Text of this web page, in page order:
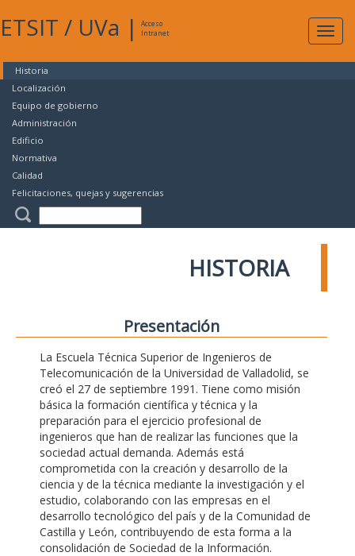
ETSIT / UVa |
Acceso
Intranet
Historia
Localización
Equipo de gobierno
Administración
Edificio
Normativa
Calidad
Felicitaciones, quejas y sugerencias
HISTORIA
Presentación
La Escuela Técnica Superior de Ingenieros de
Telecomunicación de la Universidad de Valladolid, se
creó el 27 de septiembre 1991. Tiene como misión
básica la formación científica y técnica y la
preparación para el ejercicio profesional de
ingenieros que han de realizar las funciones que la
sociedad actual demanda. Además está
comprometida con la creación y desarrollo de la
ciencia y de la técnica mediante la investigación y el
estudio, colaborando con las empresas en el
desarrollo tecnológico del país y de la Comunidad de
Castilla y León, contribuyendo de esta forma a la
consolidación de Sociedad de la Información.